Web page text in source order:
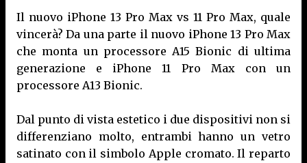
Il nuovo iPhone 13 Pro Max vs 11 Pro Max, quale
vincerà? Da una parte il nuovo iPhone 13 Pro Max
che monta un processore A15 Bionic di ultima
generazione e iPhone 11 Pro Max con un
processore A13 Bionic.
Dal punto di vista estetico i due dispositivi non si
differenziano molto, entrambi hanno un vetro
satinato con il simbolo Apple cromato. Il reparto